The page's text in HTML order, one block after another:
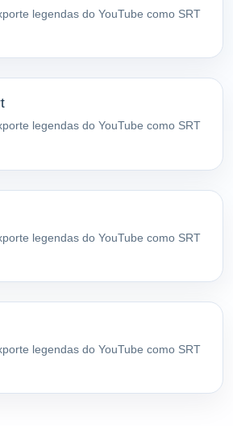
legendas do YouTube como SRT
legendas do YouTube como SRT
legendas do YouTube como SRT
legendas do YouTube como SRT